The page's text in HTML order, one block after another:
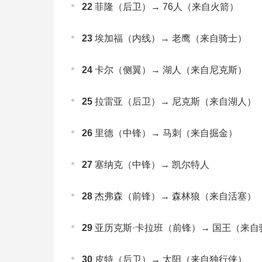
22 菲隆（后卫）→ 76人（来自火箭）
23 埃加福（内线）→ 老鹰（来自骑士）
24 卡尔（侧翼）→ 湖人（来自尼克斯）
25 拉雷亚（后卫）→ 尼克斯（来自湖人）
26 里德（中锋）→ 马刺（来自掘金）
27 塞纳克（中锋）→ 凯尔特人
28 杰弗森（前锋）→ 森林狼（来自活塞）
29 亚历克斯·卡拉班（前锋）→ 国王（来自
30 皮特（后卫）→ 太阳（来自独行侠）